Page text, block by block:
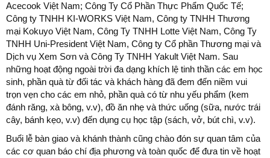
Acecook Việt Nam; Công Ty Cổ Phần Thực Phẩm Quốc Tế;
Công ty TNHH KI-WORKS Việt Nam, Công ty TNHH Thương
mại Kokuyo Việt Nam, Công Ty TNHH Lotte Việt Nam, Công Ty
TNHH Uni-President Việt Nam, Công ty Cổ phần Thương mại và
Dịch vụ Xem Sơn và Công Ty TNHH Yakult Việt Nam. Sau
những hoạt động ngoài trời đa dạng khích lệ tinh thần các em học
sinh, phần quà từ đối tác và khách hàng đã đem đến niềm vui
trọn vẹn cho các em nhỏ, phần quà có từ nhu yếu phẩm (kem
đánh răng, xà bông, v.v), đồ ăn nhẹ và thức uống (sữa, nước trái
cây, bánh kẹo, v.v) đến dụng cụ học tập (sách, vở, bút chì, v.v).
Buổi lễ bàn giao và khánh thành cũng chào đón sự quan tâm của
các cơ quan báo chí địa phương và toàn quốc để đưa tin về hoạt